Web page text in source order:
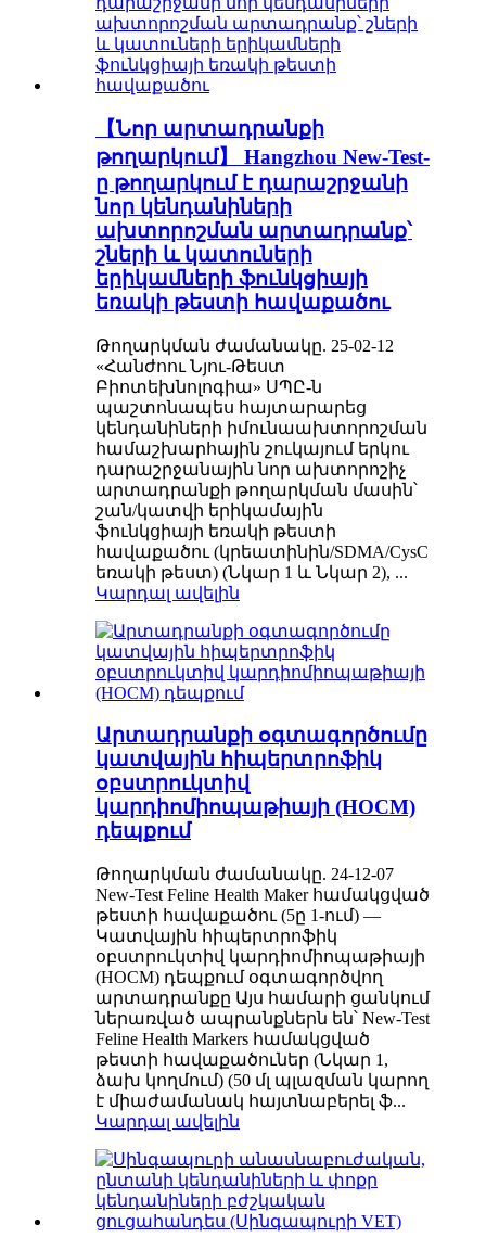
【Նոր արտադրանքի
թողարկում】 Hangzhou New-Test-
ը թողարկում է դարաշրջանի
նոր կենդանիների
ախտորոշման արտադրանք՝
շների և կատուների
երիկամների ֆունկցիայի
եռակի թեստի հավաքածու
Թողարկման ժամանակը. 25-02-12
«Հանժոու Նյու-Թեստ
Բիոտեխնոլոգիա» ՍՊԸ-ն
պաշտոնապես հայտարարեց
կենդանիների իմունաախտորոշման
համաշխարհային շուկայում երկու
դարաշրջանային նոր ախտորոշիչ
արտադրանքի թողարկման մասին՝
շան/կատվի երիկամային
ֆունկցիայի եռակի թեստի
հավաքածու (կրեատինին/SDMA/CysC
եռակի թեստ) (Նկար 1 և Նկար 2), ...
Կարդալ ավելին
Արտադրանքի օգտագործումը
կատվային հիպերտրոֆիկ
օբստրուկտիվ
կարդիոմիոպաթիայի (HOCM)
դեպքում
Թողարկման ժամանակը. 24-12-07
New-Test Feline Health Maker համակցված
թեստի հավաքածու (5ը 1-ում) —
Կատվային հիպերտրոֆիկ
օբստրուկտիվ կարդիոմիոպաթիայի
(HOCM) դեպքում օգտագործվող
արտադրանքը Այս համարի ցանկում
ներառված ապրանքներն են՝ New-Test
Feline Health Markers համակցված
թեստի հավաքածուներ (Նկար 1,
ձախ կողմում) (50 մլ պլազման կարող
է միաժամանակ հայտնաբերել ֆ...
Կարդալ ավելին